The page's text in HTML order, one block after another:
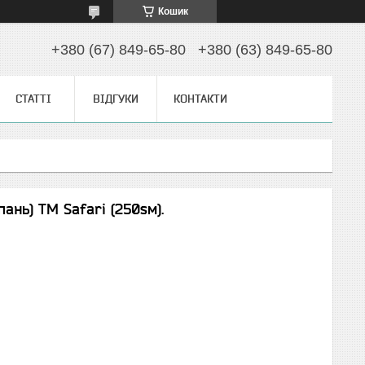
Кошик
+380 (67) 849-65-80 +380 (63) 849-65-80
СТАТТІ ВІДГУКИ КОНТАКТИ
TM Safari (250sм).